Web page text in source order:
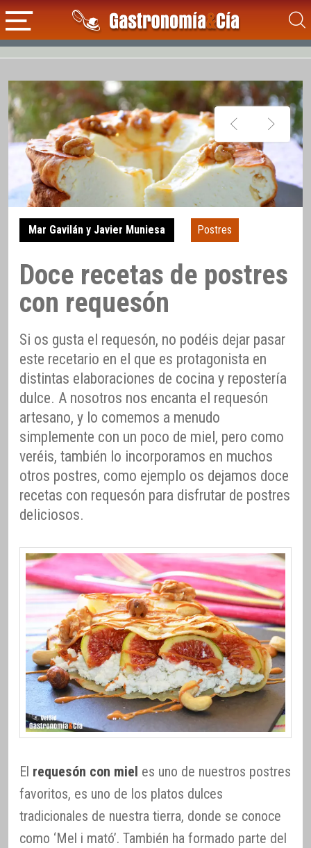
Mar Gavilán y Javier Muniesa Postres
Doce recetas de postres
con requesón
Si os gusta el requesón, no podéis dejar pasar
este recetario en el que es protagonista en
distintas elaboraciones de cocina y repostería
dulce. A nosotros nos encanta el requesón
artesano, y lo comemos a menudo
simplemente con un poco de miel, pero como
veréis, también lo incorporamos en muchos
otros postres, como ejemplo os dejamos doce
recetas con requesón para disfrutar de postres
deliciosos.
El requesón con miel es uno de nuestros postres
favoritos, es uno de los platos dulces
tradicionales de nuestra tierra, donde se conoce
como ‘Mel i mató’. También ha formado parte del